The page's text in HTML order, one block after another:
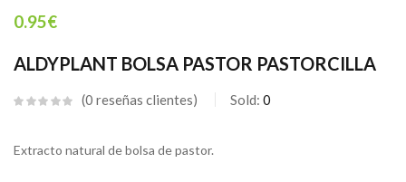
0.95€
ALDYPLANT BOLSA PASTOR PASTORCILLA
0 reseñas clientes Sold: 0
Extracto natural de bolsa de pastor.